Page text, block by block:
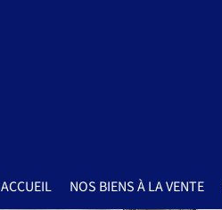
ACCUEIL NOS BIENS À LA VENTE